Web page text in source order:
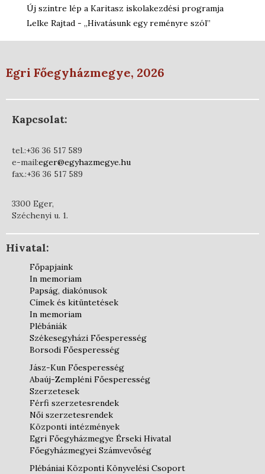
Új szintre lép a Karitasz iskolakezdési programja
Lelke Rajtad - „Hivatásunk egy reményre szól”
Egri Főegyházmegye, 2026
Kapcsolat:
tel.:+36 36 517 589
e-mail:eger@egyhazmegye.hu
fax.:+36 36 517 589
3300 Eger,
Széchenyi u. 1.
Hivatal:
Főpapjaink
In memoriam
Papság, diakónusok
Címek és kitüntetések
In memoriam
Plébániák
Székesegyházi Főesperesség
Borsodi Főesperesség
Jász-Kun Főesperesség
Abaúj-Zempléni Főesperesség
Szerzetesek
Férfi szerzetesrendek
Női szerzetesrendek
Központi intézmények
Egri Főegyházmegye Érseki Hivatal
Főegyházmegyei Számvevőség
Plébániai Központi Könyvelési Csoport